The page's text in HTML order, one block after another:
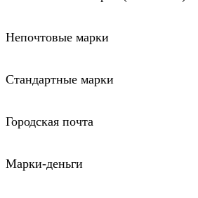
Непочтовые марки
Стандартные марки
Городская почта
Марки-деньги